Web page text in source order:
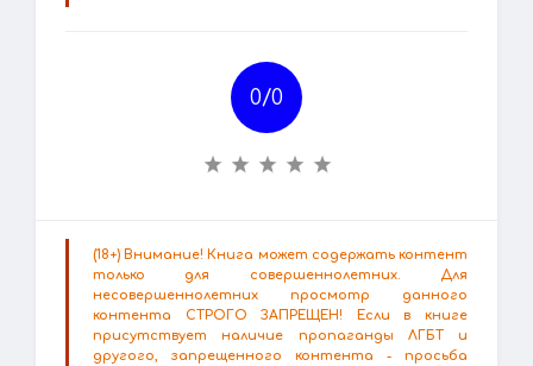
0/0
(18+) Внимание! Книга может содержать контент
только для совершеннолетних. Для
несовершеннолетних просмотр данного
контента СТРОГО ЗАПРЕЩЕН! Если в книге
присутствует наличие пропаганды ЛГБТ и
другого, запрещенного контента - просьба